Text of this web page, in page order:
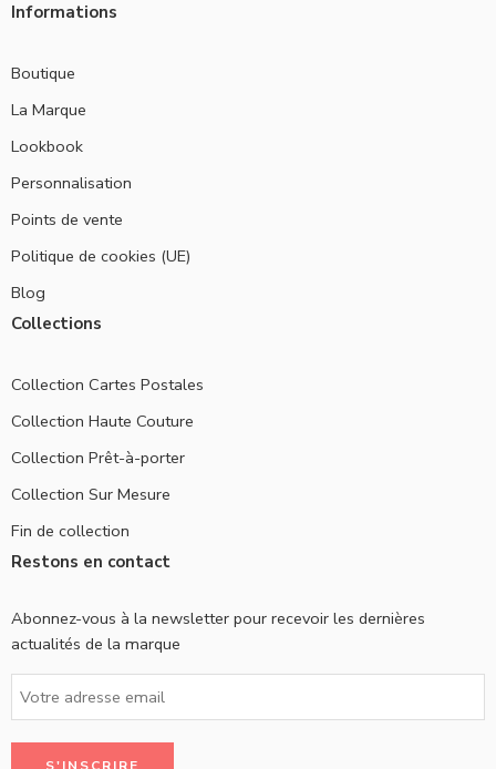
Informations
Boutique
La Marque
Lookbook
Personnalisation
Points de vente
Politique de cookies (UE)
Blog
Collections
Collection Cartes Postales
Collection Haute Couture
Collection Prêt-à-porter
Collection Sur Mesure
Fin de collection
Restons en contact
Abonnez-vous à la newsletter pour recevoir les dernières
actualités de la marque